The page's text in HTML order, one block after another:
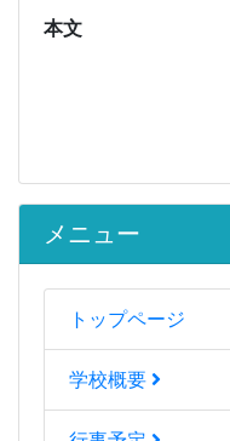
本文
メニュー
トップページ
学校概要